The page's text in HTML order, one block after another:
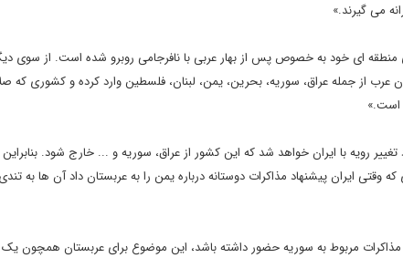
می گیرند.»
منطقه ای خود به خصوص پس از بهار عربی با نافرجامی روبرو شده است. از سوی
عرب از جمله عراق، سوریه، بحرین، یمن، لبنان، فلسطین وارد کرده و کشوری که
است.»
رویه با ایران خواهد شد که این کشور از عراق، سوریه و ... خارج شود.
ایران پیشنهاد مذاکرات دوستانه درباره یمن را به عربستان داد آن ها به
مذاکرات مربوط به سوریه حضور داشته باشد، این موضوع برای عربستان همچون